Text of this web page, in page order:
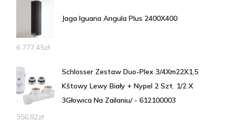
Jaga Iguana Angula Plus 2400X400
6 777,45zł
Schlosser Zestaw Duo-Plex 3/4Xm22X1,5
Kštowy Lewy Biały + Nypel 2 Szt. 1/2 X
3Głowica Na Zailaniu/ - 612100003
356,82zł